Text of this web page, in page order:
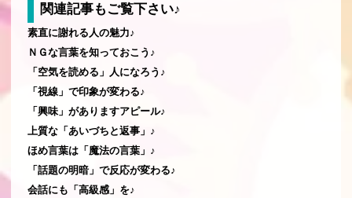
関連記事もご覧下さい♪
素直に謝れる人の魅力♪
ＮＧな言葉を知っておこう♪
「空気を読める」人になろう♪
「視線」で印象が変わる♪
「興味」がありますアピール♪
上質な「あいづちと返事」♪
ほめ言葉は「魔法の言葉」♪
「話題の明暗」で反応が変わる♪
会話にも「高級感」を♪